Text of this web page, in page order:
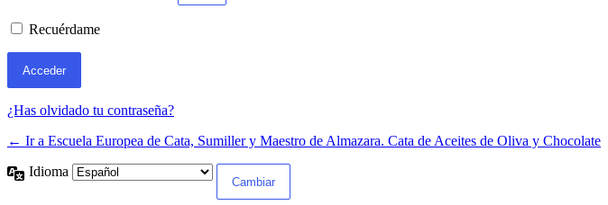
Recuérdame
¿Has olvidado tu contraseña?
← Ir a Escuela Europea de Cata, Sumiller y Maestro de Almazara. Cata de Aceites de Oliva y Chocolate
Idioma